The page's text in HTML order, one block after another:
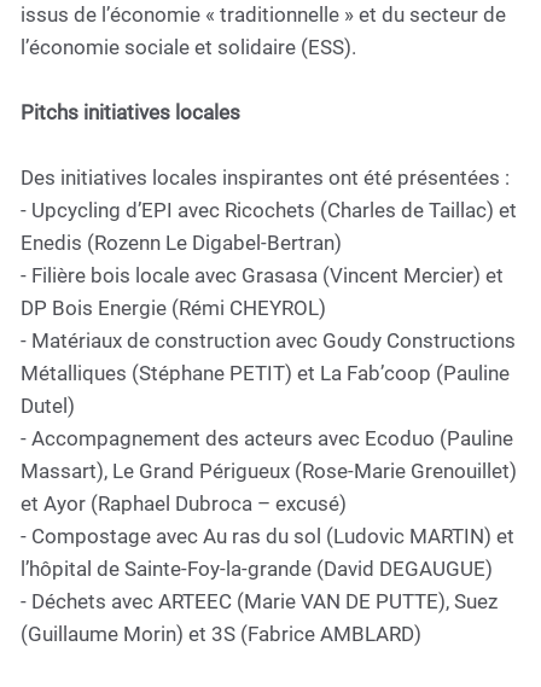
issus de l’économie « traditionnelle » et du secteur de
l’économie sociale et solidaire (ESS).
Pitchs initiatives locales
Des initiatives locales inspirantes ont été présentées :
- Upcycling d’EPI avec Ricochets (Charles de Taillac) et
Enedis (Rozenn Le Digabel-Bertran)
- Filière bois locale avec Grasasa (Vincent Mercier) et
DP Bois Energie (Rémi CHEYROL)
- Matériaux de construction avec Goudy Constructions
Métalliques (Stéphane PETIT) et La Fab’coop (Pauline
Dutel)
- Accompagnement des acteurs avec Ecoduo (Pauline
Massart), Le Grand Périgueux (Rose-Marie Grenouillet)
et Ayor (Raphael Dubroca – excusé)
- Compostage avec Au ras du sol (Ludovic MARTIN) et
l’hôpital de Sainte-Foy-la-grande (David DEGAUGUE)
- Déchets avec ARTEEC (Marie VAN DE PUTTE), Suez
(Guillaume Morin) et 3S (Fabrice AMBLARD)